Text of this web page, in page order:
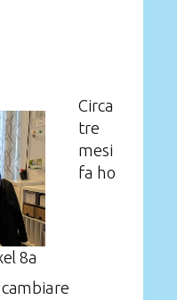
8a
Circa
tre
mesi
fa ho